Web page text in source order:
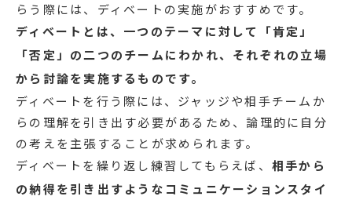
らう際には、ディベートの実施がおすすめです。
ディベートとは、一つのテーマに対して「肯定」
「否定」の二つのチームにわかれ、それぞれの立場
から討論を実施するものです。
ディベートを行う際には、ジャッジや相手チームか
らの理解を引き出す必要があるため、論理的に自分
の考えを主張することが求められます。
ディベートを繰り返し練習してもらえば、 相手から
の納得を引き出すようなコミュニケーションスタイ